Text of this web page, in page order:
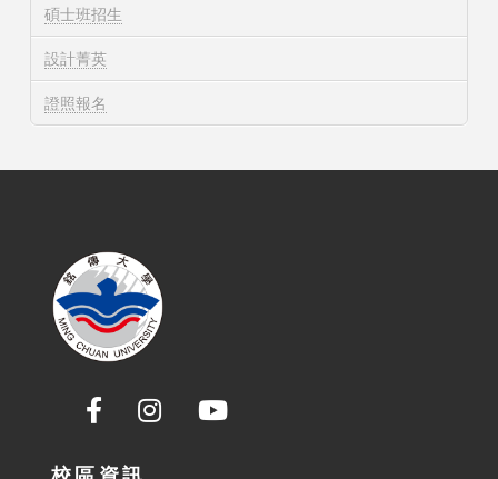
碩士班招生
設計菁英
證照報名